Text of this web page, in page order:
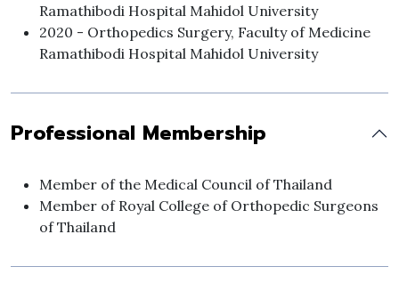
Ramathibodi Hospital Mahidol University
2020 - Orthopedics Surgery, Faculty of Medicine
Ramathibodi Hospital Mahidol University
Professional Membership
Member of the Medical Council of Thailand
Member of Royal College of Orthopedic Surgeons
of Thailand